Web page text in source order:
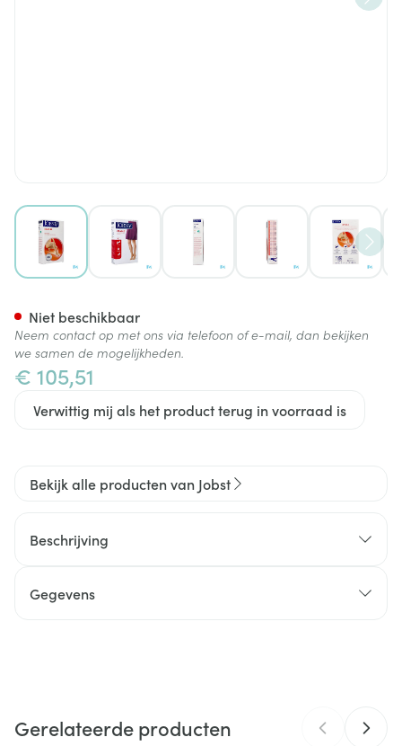
View larger imageView larger imageView larger imageView larger image
View
€ 105,51
Verwittig mij als het product terug in voorraad is
Niet beschikbaar
Neem contact op met ons via telefoon of e-mail, dan bekijken
we samen de mogelijkheden.
Bekijk alle producten van Jobst
Beschrijving
Gegevens
Merken Jobst
Gerelateerde producten